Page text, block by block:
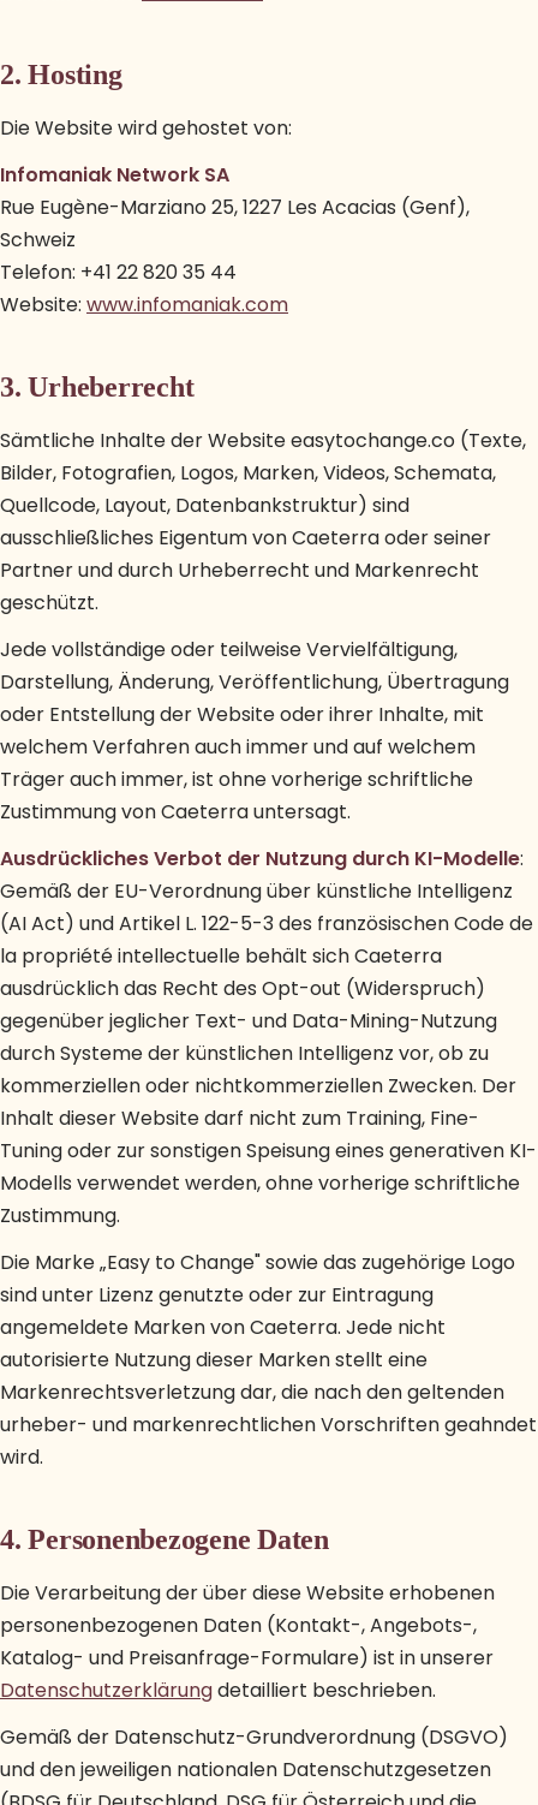
2. Hosting
Die Website wird gehostet von:
Infomaniak Network SA
Rue Eugène-Marziano 25, 1227 Les Acacias (Genf),
Schweiz
Telefon: +41 22 820 35 44
Website: www.infomaniak.com
3. Urheberrecht
Sämtliche Inhalte der Website easytochange.co (Texte,
Bilder, Fotografien, Logos, Marken, Videos, Schemata,
Quellcode, Layout, Datenbankstruktur) sind
ausschließliches Eigentum von Caeterra oder seiner
Partner und durch Urheberrecht und Markenrecht
geschützt.
Jede vollständige oder teilweise Vervielfältigung,
Darstellung, Änderung, Veröffentlichung, Übertragung
oder Entstellung der Website oder ihrer Inhalte, mit
welchem Verfahren auch immer und auf welchem
Träger auch immer, ist ohne vorherige schriftliche
Zustimmung von Caeterra untersagt.
Ausdrückliches Verbot der Nutzung durch KI-Modelle:
Gemäß der EU-Verordnung über künstliche Intelligenz
(AI Act) und Artikel L. 122-5-3 des französischen Code de
la propriété intellectuelle behält sich Caeterra
ausdrücklich das Recht des Opt-out (Widerspruch)
gegenüber jeglicher Text- und Data-Mining-Nutzung
durch Systeme der künstlichen Intelligenz vor, ob zu
kommerziellen oder nichtkommerziellen Zwecken. Der
Inhalt dieser Website darf nicht zum Training, Fine-
Tuning oder zur sonstigen Speisung eines generativen KI-
Modells verwendet werden, ohne vorherige schriftliche
Zustimmung.
Die Marke „Easy to Change" sowie das zugehörige Logo
sind unter Lizenz genutzte oder zur Eintragung
angemeldete Marken von Caeterra. Jede nicht
autorisierte Nutzung dieser Marken stellt eine
Markenrechtsverletzung dar, die nach den geltenden
urheber- und markenrechtlichen Vorschriften geahndet
wird.
4. Personenbezogene Daten
Die Verarbeitung der über diese Website erhobenen
personenbezogenen Daten (Kontakt-, Angebots-,
Katalog- und Preisanfrage-Formulare) ist in unserer
Datenschutzerklärungdetailliert beschrieben.
Gemäß der Datenschutz-Grundverordnung (DSGVO)
und den jeweiligen nationalen Datenschutzgesetzen